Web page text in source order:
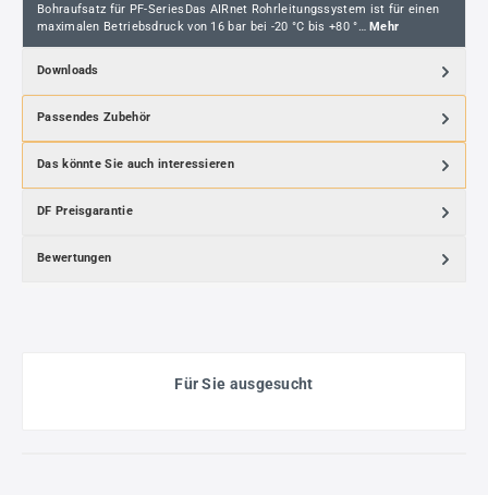
Bohraufsatz für PF-SeriesDas AIRnet Rohrleitungssystem ist für einen
maximalen Betriebsdruck von 16 bar bei -20 °C bis +80 °…Mehr
Downloads
Passendes Zubehör
Das könnte Sie auch interessieren
DF Preisgarantie
Bewertungen
Für Sie ausgesucht